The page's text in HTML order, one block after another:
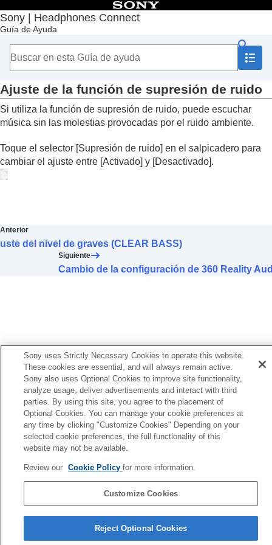
Sony | Headphones Connect
Guía de Ayuda
Contenido
Principio
Introducción
Utilización
Acerca del salpicadero “Sony | Headphones
Connect
Funciones que aparecen en la pestaña [Estado]
Funciones que aparecen en la pestaña [Sonido]
Utilización de los ajustes rápidos de sonido
modo de sonido ambiente ( Cntrl sonido
ambiente)
Control de la posición del sonido
Envolvente
(VPT))
Ajuste de la función de supresión de
ruido
Cambio de la configuración de360 Reality
Audio
Optimización del sonido espacial en
combinación con Seguimiento de cabeza en
Android (Sonido espacial y seguim. cabeza )
Cambio del ajuste de prioridad de la conexión
BLUETOOTH
Cambio del ajuste de prioridad de la conexión
BLUETOOTH(Calidad de conexión
Ajuste deDSEE Extreme(compensación de
alta frecuencia)
DSEE HX(compensación de alta
Ajuste de la función de supresión de ruido
Si utiliza la función de supresión de ruido, puede escuchar
música sin las molestias provocadas por el ruido ambiente.
Toque el selector [Supresión de ruido] en el salpicadero para
cambiar el ajuste entre [Activado] y [Desactivado].
Anterior
del nivel de graves (CLEAR BASS)
Siguiente
Cambio de la configuración de 360 Reality
Página de selección de idioma
4-730-254-36(1)
Sony uses Strictly Necessary Cookies to operate this website.
These cookies are essential, and will always remain active.
Sony also uses Optional Cookies to improve site functionality,
analyze usage, deliver advertisements and interact with third
parties. By using this site, you agree to the placement of
Optional Cookies. You can manage your cookie preferences at
any time by clicking "Customize Cookies" Depending on your
selected cookie preferences, the full functionality of this
website may not be available.
Review our Cookie Policyfor more information.
Customize Cookies
Reject Optional Cookies